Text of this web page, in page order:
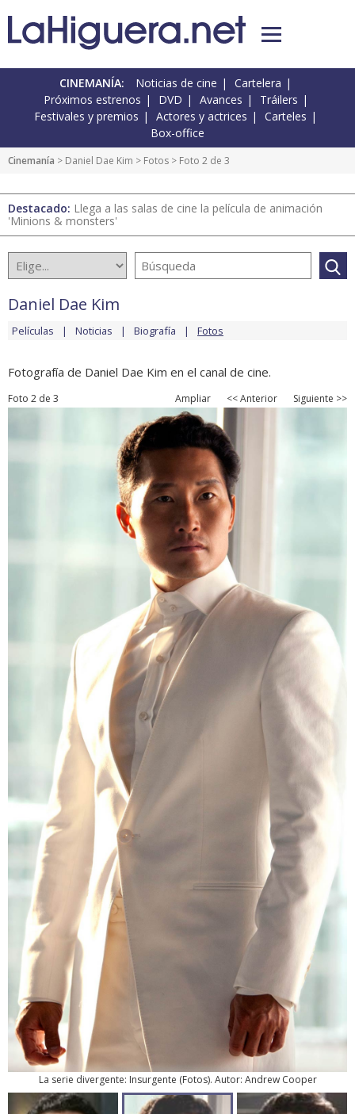
CINEMANÍA: Noticias de cine
Cartelera
Próximos estrenos
DVD Avances
Tráilers
Festivales y premios
Actores y actrices
Carteles
Box-office
Cinemanía > Daniel Dae Kim > Fotos > Foto 2 de 3
Destacado: Llega a las salas de cine la película de animación
'Minions & monsters'
Daniel Dae Kim
Películas Noticias Biografía Fotos
Fotografía de Daniel Dae Kim en el canal de cine.
Foto 2 de 3 Ampliar << Anterior Siguiente >>
La serie divergente: Insurgente (Fotos). Autor: Andrew Cooper